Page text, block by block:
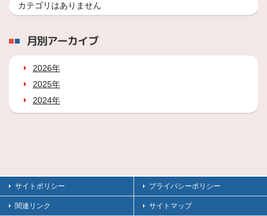
カテゴリはありません
月別アーカイブ
2026年
2025年
2024年
サイトポリシー プライバシーポリシー
関連リンク サイトマップ